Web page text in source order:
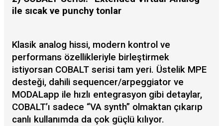
ile sıcak ve punchy tonlar
Klasik analog hissi, modern kontrol ve
performans özellikleriyle birleştirmek
istiyorsan COBALT serisi tam yeri. Üstelik MPE
desteği, dahili sequencer/arpeggiator ve
MODALapp ile hızlı entegrasyon gibi detaylar,
COBALT’ı sadece “VA synth” olmaktan çıkarıp
canlı kullanımda da çok güçlü kılıyor.